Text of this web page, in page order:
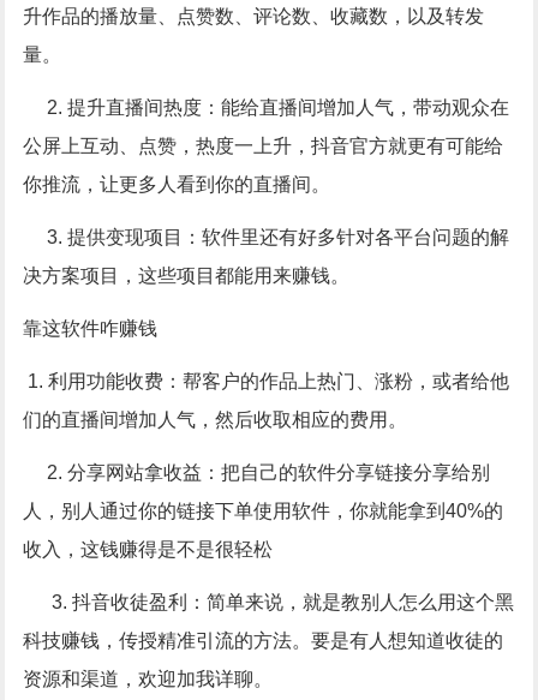
升作品的播放量、点赞数、评论数、收藏数，以及转发
量。
2.提升直播间热度：能给直播间增加人气，带动观众在
公屏上互动、点赞，热度一上升，抖音官方就更有可能给
你推流，让更多人看到你的直播间。
3.提供变现项目：软件里还有好多针对各平台问题的解
决方案项目，这些项目都能用来赚钱。
靠这软件咋赚钱
1.利用功能收费：帮客户的作品上热门、涨粉，或者给他
们的直播间增加人气，然后收取相应的费用。
2.分享网站拿收益：把自己的软件分享链接分享给别
人，别人通过你的链接下单使用软件，你就能拿到40%的
收入，这钱赚得是不是很轻松
3.抖音收徒盈利：简单来说，就是教别人怎么用这个黑
科技赚钱，传授精准引流的方法。要是有人想知道收徒的
资源和渠道，欢迎加我详聊。